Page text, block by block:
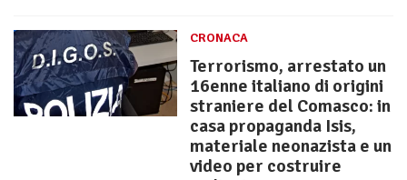
CRONACA
Terrorismo, arrestato un
16enne italiano di origini
straniere del Comasco: in
casa propaganda Isis,
materiale neonazista e un
video per costruire